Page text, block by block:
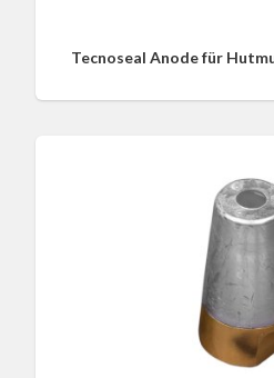
Tecnoseal Anode für